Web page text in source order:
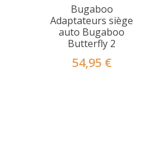
Bugaboo
Adaptateurs siège
auto Bugaboo
Butterfly 2
54,95 €